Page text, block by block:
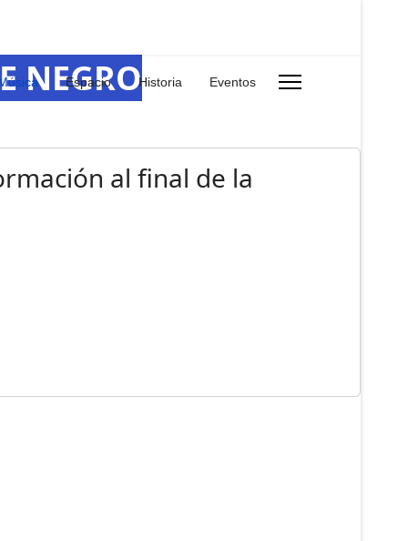
Espacio Historia Eventos
NEGRO
al final de la